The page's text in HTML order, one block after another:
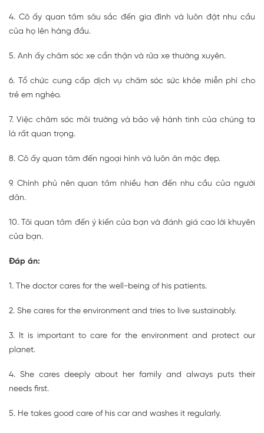
4. Cô ấy quan tâm sâu sắc đến gia đình và luôn đặt nhu cầu
của họ lên hàng đầu.
5. Anh ấy chăm sóc xe cẩn thận và rửa xe thường xuyên.
6. Tổ chức cung cấp dịch vụ chăm sóc sức khỏe miễn phí cho
trẻ em nghèo.
7. Việc chăm sóc môi trường và bảo vệ hành tinh của chúng ta
là rất quan trọng.
8. Cô ấy quan tâm đến ngoại hình và luôn ăn mặc đẹp.
9. Chính phủ nên quan tâm nhiều hơn đến nhu cầu của người
dân.
10. Tôi quan tâm đến ý kiến của bạn và đánh giá cao lời khuyên
của bạn.
Đáp án:
1. The doctor cares for the well-being of his patients.
2. She cares for the environment and tries to live sustainably.
3. It is important to care for the environment and protect our
planet.
4. She cares deeply about her family and always puts their
needs first.
5. He takes good care of his car and washes it regularly.